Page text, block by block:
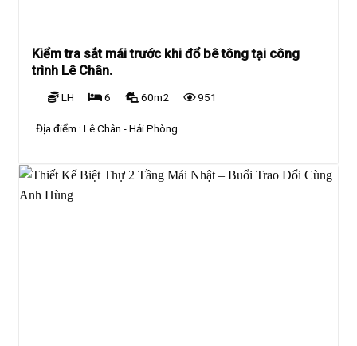
Kiểm tra sắt mái trước khi đổ bê tông tại công
trình Lê Chân.
LH 6 60m2 951
Địa điểm :Lê Chân - Hải Phòng